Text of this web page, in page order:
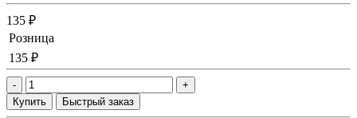
135 ₽
Розница
135 ₽
-
+
Купить
Быстрый заказ